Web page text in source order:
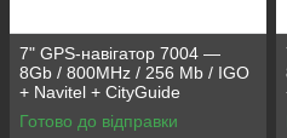
7" GPS-навігатор 7004 —
8Gb / 800MHz / 256 Mb / IGO
+ Navitel + CityGuide
Готово до відправки